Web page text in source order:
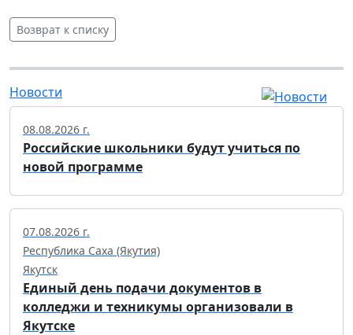
Возврат к списку
Новости
08.08.2026 г.
Российские школьники будут учиться по
новой программе
07.08.2026 г.
Республика Саха (Якутия)
Якутск
Единый день подачи документов в
колледжи и техникумы организовали в
Якутске